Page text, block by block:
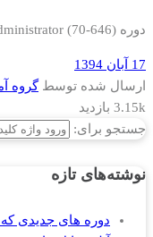
دوره (Server administrator (70-646 ، برای افرادی که…
17 آبان 1394
ارسال شده توسطگروه
3.15k بازدید
جستجو برای:
نوشته‌های تازه
دوره های جدیدی که در مهرماه